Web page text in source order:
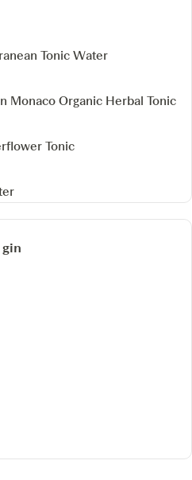
Tonic Water
Monaco Organic Herbal Tonic
Tonic